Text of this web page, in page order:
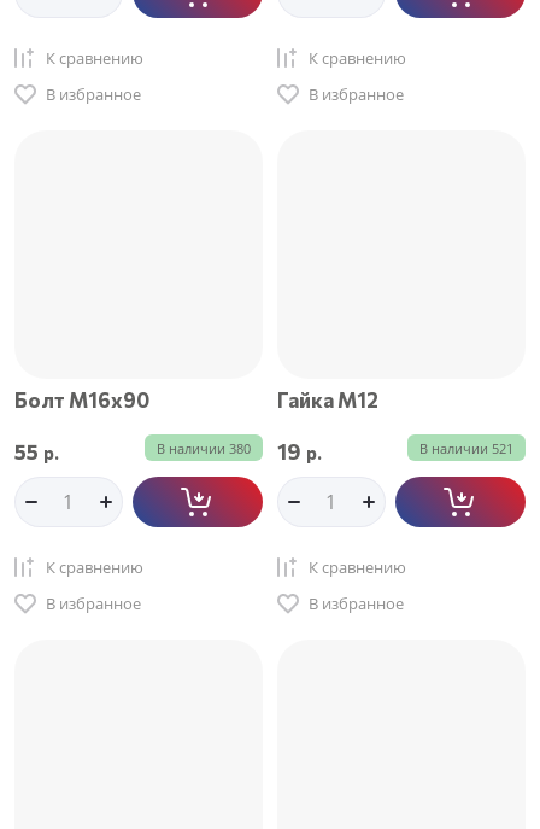
К сравнению
В избранное
К сравнению
В избранное
Болт М16х90
В наличии 380
55 р.
К сравнению
В избранное
Гайка М12
В наличии 521
19 р.
К сравнению
В избранное